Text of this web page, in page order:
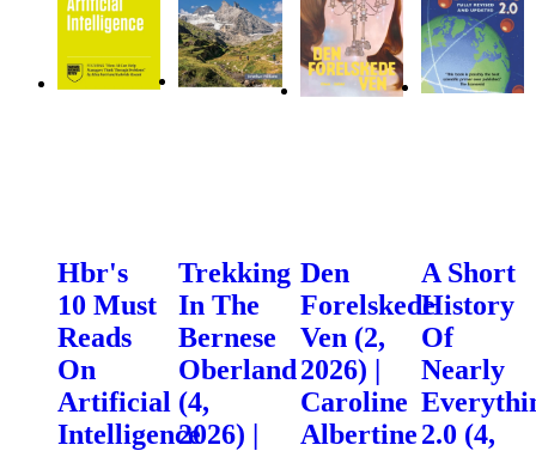
Hbr's
10 Must
Reads
On
Artificial
Intelligence
Trekking
In The
Bernese
Oberland
(4,
2026) |
Den
Forelskede
Ven (2,
2026) |
Caroline
Albertine
A Short
History
Of
Nearly
2.0 (4,